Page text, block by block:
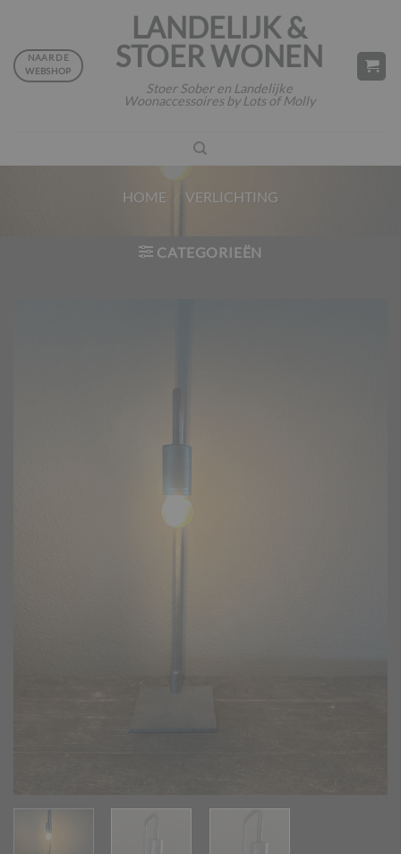
inhoud
LANDELIJK &
STOER WONEN
Stoer Sober en Landelijke
Woonaccessoires by Lots of Molly
NAAR DE
WEBSHOP
HOME VERLICHTING
CATEGORIEËN